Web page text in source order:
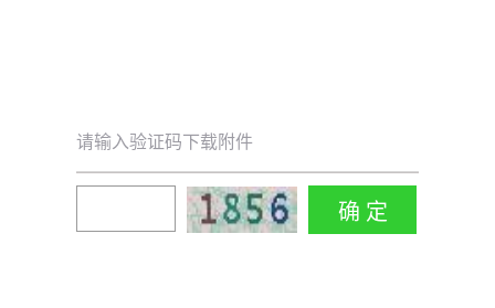
请输入验证码下载附件